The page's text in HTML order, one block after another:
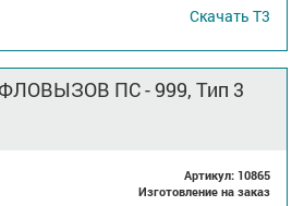
Скачать Т3
ПС - 999, Тип 3
Артикул: 10865
Изготовление на заказ